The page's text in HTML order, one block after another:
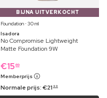
BIJNA UITVERKOCHT
Foundation ⋅ 30 ml
Isadora
No Compromise Lightweight
Matte Foundation 9W
€15 69
Memberprijs
Normale prijs:€21 99